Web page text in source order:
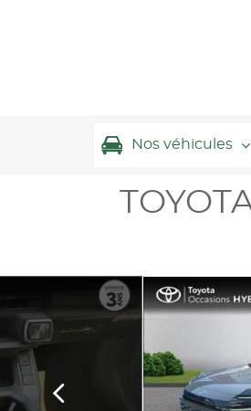
Nos véhicules